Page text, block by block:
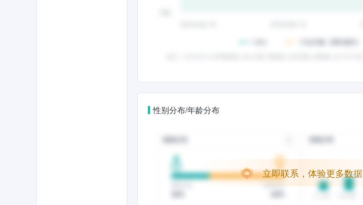
性别分布/年龄分布
立即联系，体验更多数据